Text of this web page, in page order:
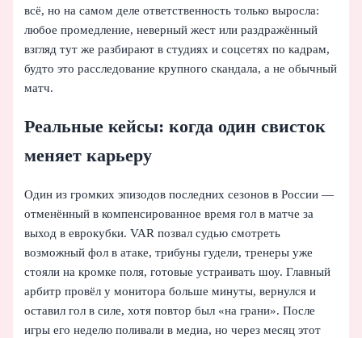
всё, но на самом деле ответственность только выросла:
любое промедление, неверный жест или раздражённый
взгляд тут же разбирают в студиях и соцсетях по кадрам,
будто это расследование крупного скандала, а не обычный
матч.
Реальные кейсы: когда один свисток
меняет карьеру
Один из громких эпизодов последних сезонов в России —
отменённый в компенсированное время гол в матче за
выход в еврокубки. VAR позвал судью смотреть
возможный фол в атаке, трибуны гудели, тренеры уже
стояли на кромке поля, готовые устраивать шоу. Главный
арбитр провёл у монитора больше минуты, вернулся и
оставил гол в силе, хотя повтор был «на грани». После
игры его неделю поливали в медиа, но через месяц этот